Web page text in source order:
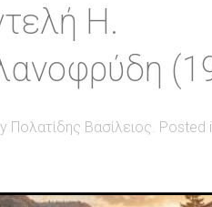
Η.
Πολατίδης Βασίλειος. Posted